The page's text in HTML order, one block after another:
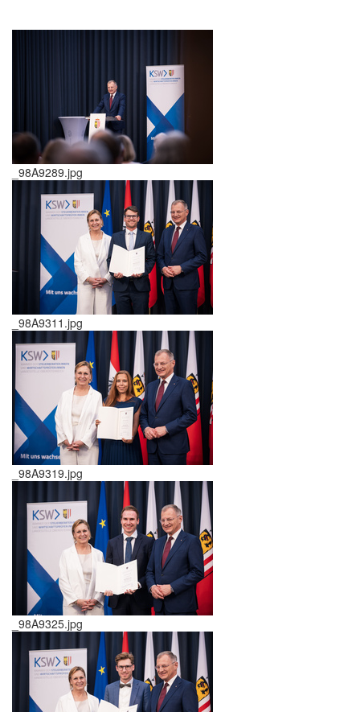
_98A9289.jpg
_98A9311.jpg
_98A9319.jpg
_98A9325.jpg